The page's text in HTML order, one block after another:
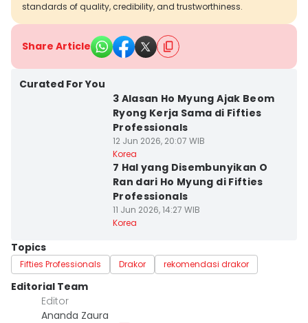
standards of quality, credibility, and trustworthiness.
Share Article
Curated For You
3 Alasan Ho Myung Ajak Beom
Ryong Kerja Sama di Fifties
Professionals
12 Jun 2026, 20:07 WIB
Korea
7 Hal yang Disembunyikan O
Ran dari Ho Myung di Fifties
Professionals
11 Jun 2026, 14:27 WIB
Korea
Topics
Fifties Professionals Drakor rekomendasi drakor
Editorial Team
Editor
Ananda Zaura